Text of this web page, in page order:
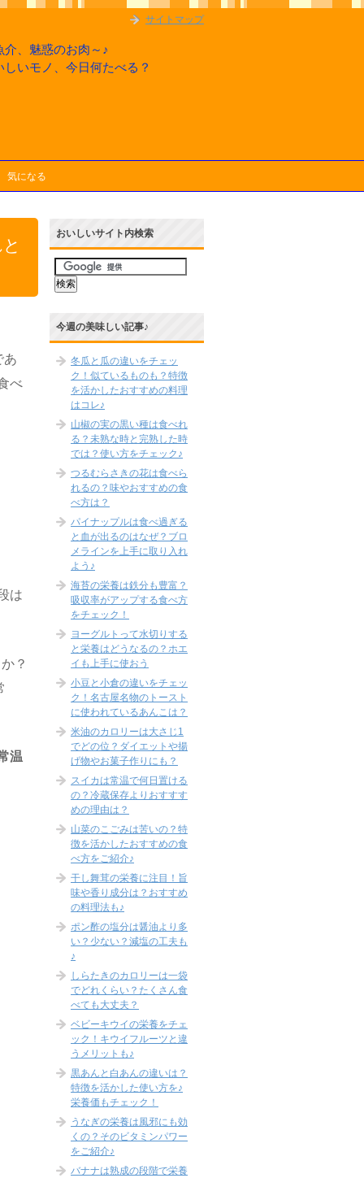
、魅惑のお肉～♪
いモノ、今日何たべる？
気になる
あ
べ
は
？
温
おいしいサイト内検索
今週の美味しい記事♪
冬瓜と瓜の違いをチェッ
ク！似ているものも？特徴
を活かしたおすすめの料理
はコレ♪
山椒の実の黒い種は食べれ
る？未熟な時と完熟した時
では？使い方をチェック♪
つるむらさきの花は食べら
れるの？味やおすすめの食
べ方は？
パイナップルは食べ過ぎる
と血が出るのはなぜ？ブロ
メラインを上手に取り入れ
よう♪
海苔の栄養は鉄分も豊富？
吸収率がアップする食べ方
をチェック！
ヨーグルトって水切りする
と栄養はどうなるの？ホエ
イも上手に使おう
小豆と小倉の違いをチェッ
ク！名古屋名物のトースト
に使われているあんこは？
米油のカロリーは大さじ1
でどの位？ダイエットや揚
げ物やお菓子作りにも？
スイカは常温で何日置ける
の？冷蔵保存よりおすすす
めの理由は？
山菜のこごみは苦いの？特
徴を活かしたおすすめの食
べ方をご紹介♪
干し舞茸の栄養に注目！旨
味や香り成分は？おすすめ
の料理法も♪
ポン酢の塩分は醤油より多
い？少ない？減塩の工夫も
♪
しらたきのカロリーは一袋
でどれくらい？たくさん食
べても大丈夫？
ベビーキウイの栄養をチェ
ック！キウイフルーツと違
うメリットも♪
黒あんと白あんの違いは？
特徴を活かした使い方を♪
栄養価もチェック！
うなぎの栄養は風邪にも効
くの？そのビタミンパワー
をご紹介♪
バナナは熟成の段階で栄養
サイトマップ